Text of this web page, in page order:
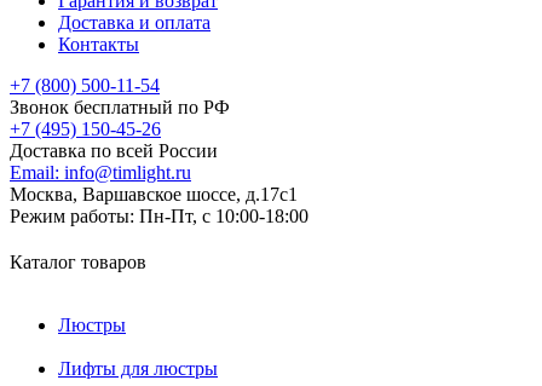
Доставка и оплата
Контакты
+7 (800) 500-11-54
Звонок бесплатный по РФ
+7 (495) 150-45-26
Доставка по всей России
Email: info@timlight.ru
Москва, Варшавское шоссе, д.17c1
Режим работы: Пн-Пт, с 10:00-18:00
Каталог товаров
Люстры
Лифты для люстры